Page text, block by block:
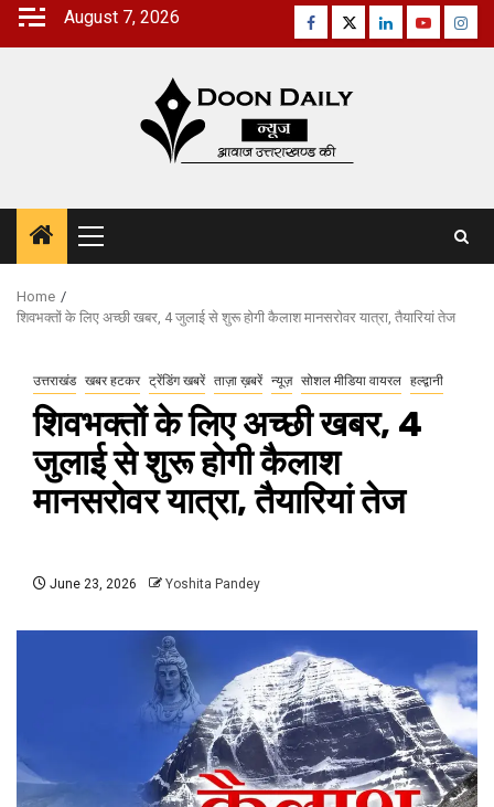
Skip
August 7, 2026 Facebook
TwitterLinkedinYoutube
Primary
Menu
Home
शिवभक्तों के लिए अच्छी खबर, 4 जुलाई से शुरू होगी कैलाश मानसरोवर यात्रा, तैयारियां तेज
उत्तराखंड खबर हटकर ट्रेंडिंग खबरें ताज़ा ख़बरें न्यूज़ सोशल मीडिया वायरल हल्द्वानी
शिवभक्तों के लिए अच्छी खबर, 4
जुलाई से शुरू होगी कैलाश
मानसरोवर यात्रा, तैयारियां तेज
June 23, 2026 Yoshita Pandey